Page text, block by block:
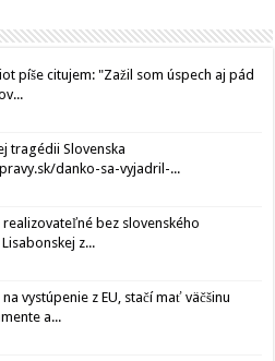
píše citujem: "Zažil som úspech aj pád
tragédii Slovenska
danko-sa-vyjadril-...
bez slovenského
z...
vystúpenie z EU, stačí mať väčšinu
a...